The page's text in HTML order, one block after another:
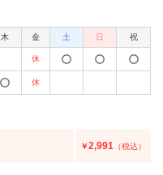
木 金 土 日 祝
休
休
￥2,991 （税込）